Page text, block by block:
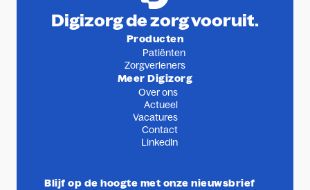
Digizorg de zorg vooruit.
Producten
Patiënten
Zorgverleners
Meer Digizorg
Over ons
Actueel
Vacatures
Contact
LinkedIn
Blijf op de hoogte met onze nieuwsbrief